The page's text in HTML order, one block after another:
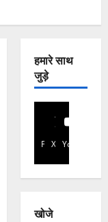
हमारे साथ
जुड़े
Facebook
X YouTube
खोजे